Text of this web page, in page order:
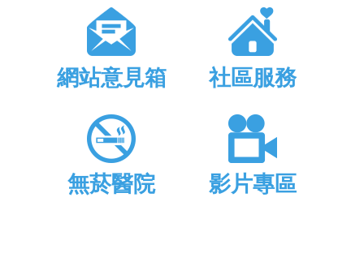
網站意見箱 社區服務
無菸醫院 影片專區